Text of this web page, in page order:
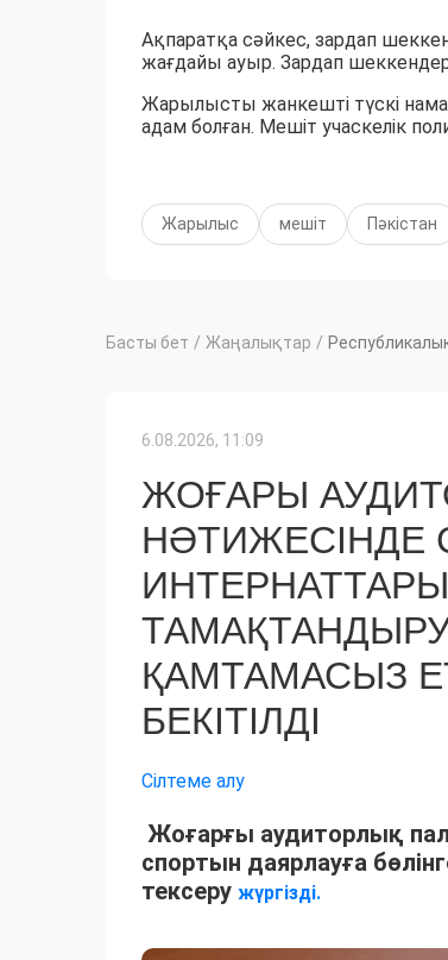
Ақпаратқа сәйкес, зардап
жағдайы ауыр. Зардап шеккендер
Жарылысты жанкешті түскі
адам болған. Мешіт учаскелік
Жарылыс мешіт Пәкістан
Басты бет / Жаңалықтар /
6.08.2026, 11:09
ЖОҒАРЫ
НӘТИЖЕСІНДЕ
ҚАМТАМАСЫЗ
БЕКІТІЛДІ
Сілтеме алу
Жоғарғы аудиторлық
спортын даярлауға
тексеру жүргізді.